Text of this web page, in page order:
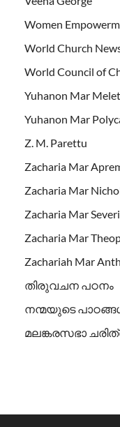
Women
World Church
World Council of
Yuhanon Mar
Yuhanon Mar
Z. M. Parettu
Zacharia Mar
Zacharia Mar
Zacharia Mar
Zacharia Mar
Zachariah Mar
തിരുവചന പഠനം
നന്മയുടെ
മലങ്കരസഭാ